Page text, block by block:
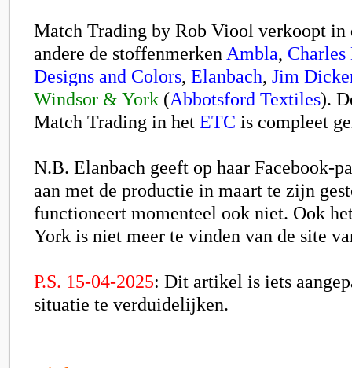
Match Trading by Rob Viool verkoopt in
andere de stoffenmerken Ambla, Charles
Designs and Colors, Elanbach, Jim
Windsor & York (Abbotsford Textiles).
Match Trading in het ETC is compleet
N.B. Elanbach geeft op haar Facebook-
aan met de productie in maart te zijn
functioneert momenteel ook niet. Ook
York is niet meer te vinden van de site
P.S. 15-04-2025: Dit artikel is iets
situatie te verduidelijken.